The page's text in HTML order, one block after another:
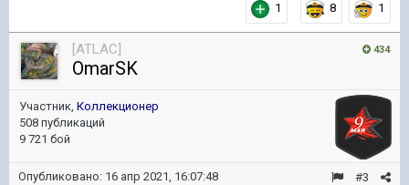
1 8 1
434
[ATLAC]
OmarSK
Участник, Коллекционер
508 публикаций
9 721 бой
#3
Опубликовано: 16 апр 2021, 16:07:48